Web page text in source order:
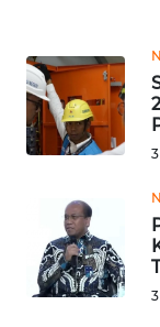
WN
NTB
WN
WN
SULBAR